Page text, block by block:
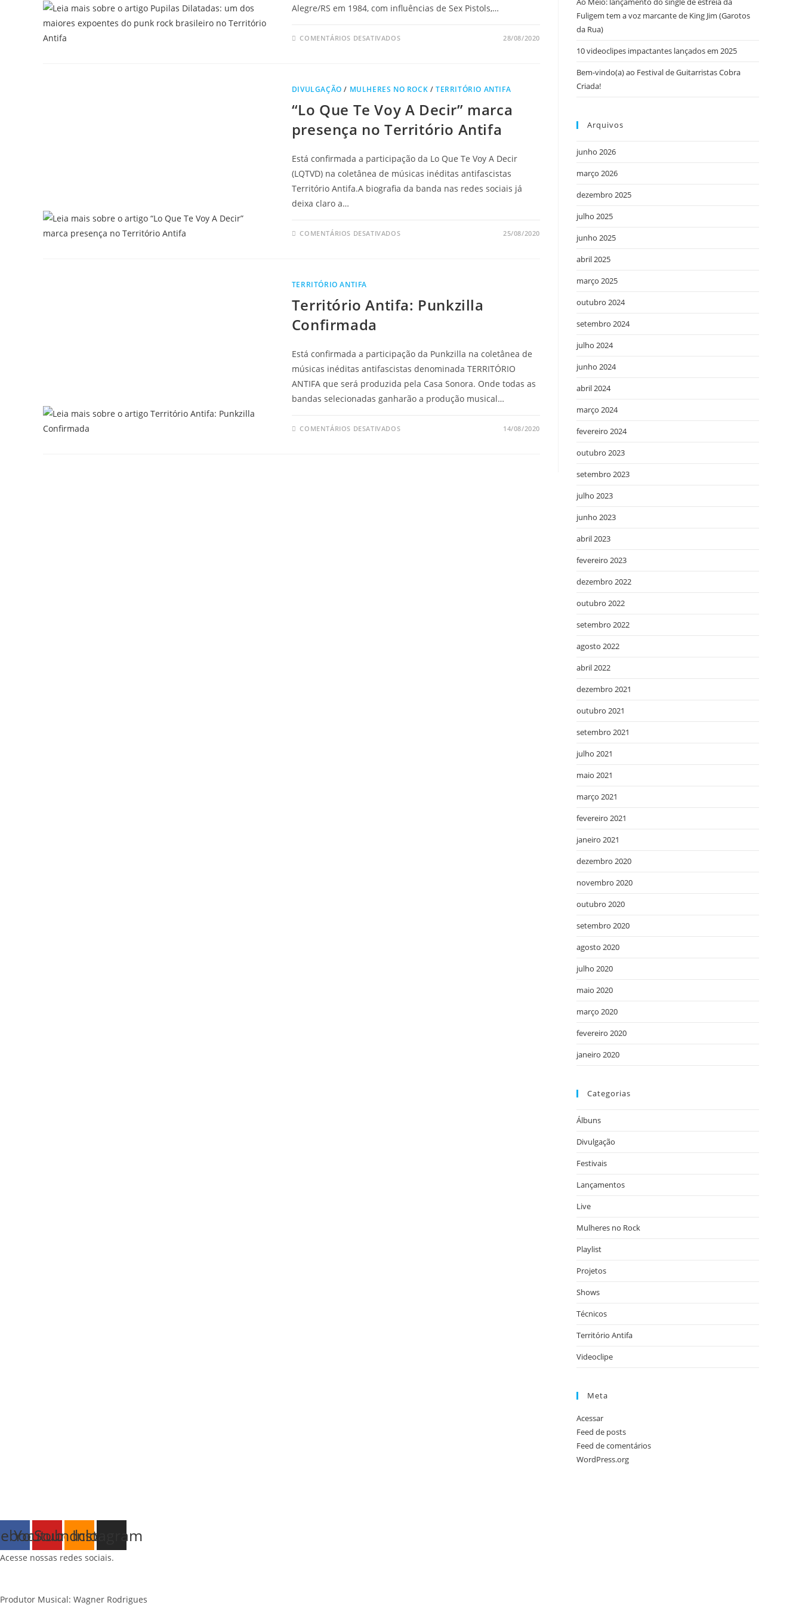
Alegre/RS em 1984, com influências de Sex Pistols,…
COMENTÁRIOS DESATIVADOSEM
EXPOENTES
DO
ROCK
BRASILEIRO
TERRITÓRIO
ANTIFA
28/08/2020
DIVULGAÇÃO / MULHERES NO ROCK /TERRITÓRIO ANTIFA
“Lo Que Te Voy A Decir” marca
presença no Território Antifa
Está confirmada a participação da Lo Que Te Voy A Decir
(LQTVD) na coletânea de músicas inéditas antifascistas
Território Antifa.A biografia da banda nas redes sociais já
deixa claro a…
COMENTÁRIOS DESATIVADOSEM
NO
TERRITÓRIO
25/08/2020
TERRITÓRIO ANTIFA
Território Antifa: Punkzilla
Confirmada
Está confirmada a participação da Punkzilla na coletânea de
músicas inéditas antifascistas denominada TERRITÓRIO
ANTIFA que será produzida pela Casa Sonora. Onde todas as
bandas selecionadas ganharão a produção musical…
COMENTÁRIOS DESATIVADOSEM 14/08/2020
Fuligem tem a voz marcante de King Jim (Garotos
da Rua)
10 videoclipes impactantes lançados em 2025
Bem-vindo(a) ao Festival de Guitarristas Cobra
Criada!
Arquivos
junho 2026
março 2026
dezembro 2025
julho 2025
junho 2025
abril 2025
março 2025
outubro 2024
setembro 2024
julho 2024
junho 2024
abril 2024
março 2024
fevereiro 2024
outubro 2023
setembro 2023
julho 2023
junho 2023
abril 2023
fevereiro 2023
dezembro 2022
outubro 2022
setembro 2022
agosto 2022
abril 2022
dezembro 2021
outubro 2021
setembro 2021
julho 2021
maio 2021
março 2021
fevereiro 2021
janeiro 2021
dezembro 2020
novembro 2020
outubro 2020
setembro 2020
agosto 2020
julho 2020
maio 2020
março 2020
fevereiro 2020
janeiro 2020
Categorias
Álbuns
Divulgação
Festivais
Lançamentos
Live
Mulheres no Rock
Playlist
Projetos
Shows
Técnicos
Território Antifa
Videoclipe
Meta
Acessar
Feed de posts
Feed de comentários
WordPress.org
Youtube
SoundcloudInstagram
Acesse nossas redes sociais.
Produtor Musical: Wagner Rodrigues